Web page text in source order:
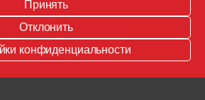
Принять
Отклонить
конфиденциальности